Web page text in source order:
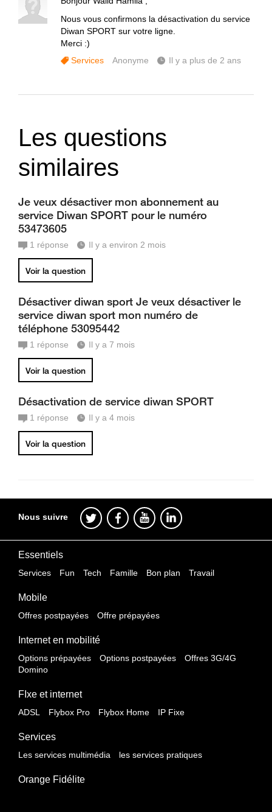
Nous vous confirmons la désactivation du service
Diwan SPORT sur votre ligne.
Merci :)
Services
Anonyme Il y a plus de 2 ans
Les questions
similaires
Je veux désactiver mon abonnement au
service Diwan SPORT pour le numéro
53473605
1 réponse Il y a environ 2 mois
Voir la question
Désactiver diwan sport Je veux désactiver le
service diwan sport mon numéro de
téléphone 53095442
1 réponse Il y a 7 mois
Voir la question
Désactivation de service diwan SPORT
1 réponse Il y a 4 mois
Voir la question
Nous suivre
Essentiels
Services Fun Tech Famille Bon plan Travail
Mobile
Offres postpayées Offre prépayées
Internet en mobilité
Options prépayées Options postpayées
Offres 3G/4G
Domino
FIxe et internet
ADSL Flybox Pro Flybox Home IP Fixe
Services
Les services multimédia les services pratiques
Orange Fidélite